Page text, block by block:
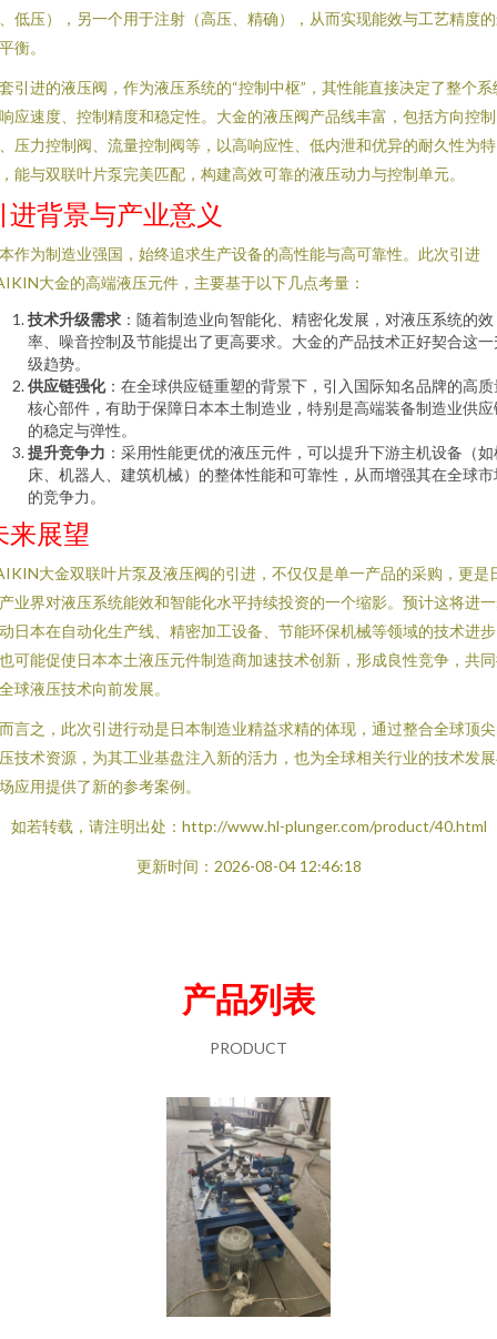
低压），另一个用于注射（高压、精确），从而实现能效与工艺精度
衡。
引进的液压阀，作为液压系统的“控制中枢”，其性能直接决定了整个系
应速度、控制精度和稳定性。大金的液压阀产品线丰富，包括方向控制
压力控制阀、流量控制阀等，以高响应性、低内泄和优异的耐久性为特
能与双联叶片泵完美匹配，构建高效可靠的液压动力与控制单元。
进背景与产业意义
作为制造业强国，始终追求生产设备的高性能与高可靠性。此次引进
大金的高端液压元件，主要基于以下几点考量：
技术升级需求 ：随着制造业向智能化、精密化发展，对液压系统的效
率、噪音控制及节能提出了更高要求。大金的产品技术正好契合这一
级趋势。
供应链强化：在全球供应链重塑的背景下，引入国际知名品牌的高质
核心部件，有助于保障日本本土制造业，特别是高端装备制造业供应
的稳定与弹性。
提升竞争力 ：采用性能更优的液压元件，可以提升下游主机设备（如
床、机器人、建筑机械）的整体性能和可靠性，从而增强其在全球市
的竞争力。
来展望
大金双联叶片泵及液压阀的引进，不仅仅是单一产品的采购，更是
业界对液压系统能效和智能化水平持续投资的一个缩影。预计这将进
日本在自动化生产线、精密加工设备、节能环保机械等领域的技术进
可能促使日本本土液压元件制造商加速技术创新，形成良性竞争，共
球液压技术向前发展。
言之，此次引进行动是日本制造业精益求精的体现，通过整合全球顶
技术资源，为其工业基盘注入新的活力，也为全球相关行业的技术发
应用提供了新的参考案例。
如若转载，请注明出处：http://www.hl-plunger.com/product/40.html
更新时间：2026-08-04 12:46:18
产品列表
PRODUCT